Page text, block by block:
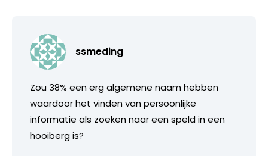
ssmeding
Zou 38% een erg algemene naam hebben
waardoor het vinden van persoonlijke
informatie als zoeken naar een speld in een
hooiberg is?